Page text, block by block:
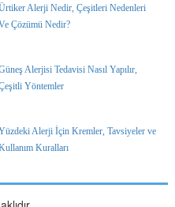
Alerji Nedir, Çeşitleri Nedenleri
Çözümü Nedir?
Alerjisi Tedavisi Nasıl Yapılır,
Yöntemler
Alerji İçin Kremler, Tavsiyeler ve
Kuralları